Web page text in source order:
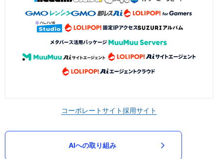
コーポレートサイト採用サイト
AIへの取り組み